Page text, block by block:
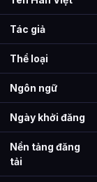
Ninh Thị
Đường Thị
Tư Mã Thị
Lân Cốc Thị
Quách Thị
Tác giả
Thể loại
Ngôn ngữ
Ngày khởi đăng
Nền tảng đăng
tải